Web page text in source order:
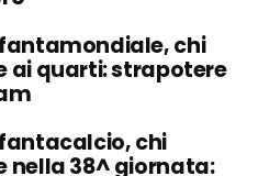
chi
ai quarti: strapotere
chi
nella 38^ giornata: